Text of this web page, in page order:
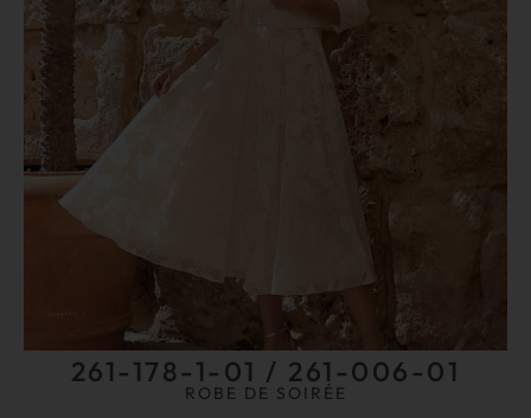
261-178-1-01 / 261-006-01
ROBE DE SOIRÉE